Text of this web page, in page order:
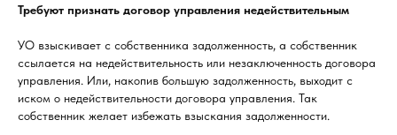
Требуют признать договор управления недействительным
УО взыскивает с собственника задолженность, а собственник
ссылается на недействительность или незаключенность договора
управления. Или, накопив большую задолженность, выходит с
иском о недействительности договора управления. Так
собственник желает избежать взыскания задолженности.